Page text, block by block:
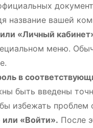
название вашей
«Личный
меню.
в
быть введены
избежать проблем
«Войти». После